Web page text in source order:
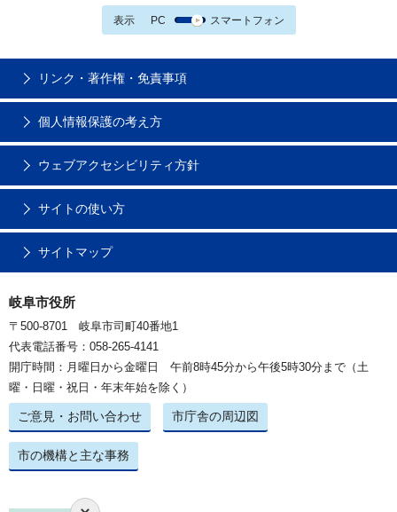
表示 PC スマートフォン
リンク・著作権・免責事項
個人情報保護の考え方
ウェブアクセシビリティ方針
サイトの使い方
サイトマップ
岐阜市役所
〒500-8701 岐阜市司町40番地1
代表電話番号：058-265-4141
開庁時間：月曜日から金曜日 午前8時45分から午後5時30分まで（土
曜・日曜・祝日・年末年始を除く）
ご意見・お問い合わせ 市庁舎の周辺図
市の機構と主な事務